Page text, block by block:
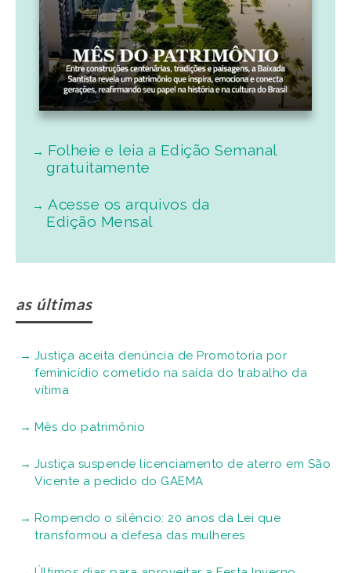
Folheie e leia a Edição Semanal
gratuitamente
Acesse os arquivos da
Edição Mensal
as últimas
Justiça aceita denúncia de Promotoria por
feminicídio cometido na saída do trabalho da
vítima
Mês do patrimônio
Justiça suspende licenciamento de aterro em São
Vicente a pedido do GAEMA
Rompendo o silêncio: 20 anos da Lei que
transformou a defesa das mulheres